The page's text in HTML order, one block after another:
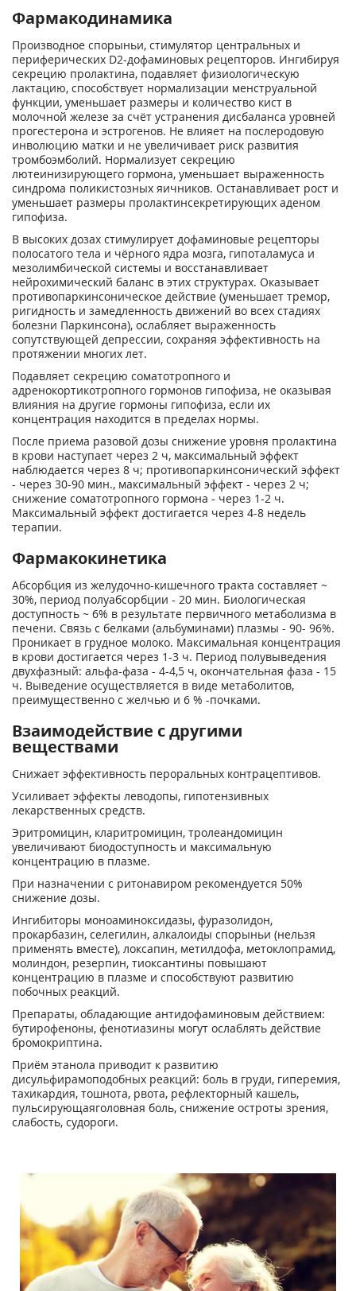
Фармакодинамика
Производное спорыньи, стимулятор центральных и
периферических D2-дофаминовых рецепторов. Ингибируя
секрецию пролактина, подавляет физиологическую
лактацию, способствует нормализации менструальной
функции, уменьшает размеры и количество кист в
молочной железе за счёт устранения дисбаланса уровней
прогестерона и эстрогенов. Не влияет на послеродовую
инволюцию матки и не увеличивает риск развития
тромбоэмболий. Нормализует секрецию
лютеинизирующего гормона, уменьшает выраженность
синдрома поликистозных яичников. Останавливает рост и
уменьшает размеры пролактинсекретирующих аденом
гипофиза.
В высоких дозах стимулирует дофаминовые рецепторы
полосатого тела и чёрного ядра мозга, гипоталамуса и
мезолимбической системы и восстанавливает
нейрохимический баланс в этих структурах. Оказывает
противопаркинсоническое действие (уменьшает тремор,
ригидность и замедленность движений во всех стадиях
болезни Паркинсона), ослабляет выраженность
сопутствующей депрессии, сохраняя эффективность на
протяжении многих лет.
Подавляет секрецию соматотропного и
адренокортикотропного гормонов гипофиза, не оказывая
влияния на другие гормоны гипофиза, если их
концентрация находится в пределах нормы.
После приема разовой дозы снижение уровня пролактина
в крови наступает через 2 ч, максимальный эффект
наблюдается через 8 ч; противопаркинсонический эффект
- через 30-90 мин., максимальный эффект - через 2 ч;
снижение соматотропного гормона - через 1-2 ч.
Максимальный эффект достигается через 4-8 недель
терапии.
Фармакокинетика
Абсорбция из желудочно-кишечного тракта составляет ~
30%, период полуабсорбции - 20 мин. Биологическая
доступность ~ 6% в результате первичного метаболизма в
печени. Связь с белками (альбуминами) плазмы - 90- 96%.
Проникает в грудное молоко. Максимальная концентрация
в крови достигается через 1-3 ч. Период полувыведения
двухфазный: альфа-фаза - 4-4,5 ч, окончательная фаза - 15
ч. Выведение осуществляется в виде метаболитов,
преимущественно с желчью и 6 % -почками.
Взаимодействие с другими
веществами
Снижает эффективность пероральных контрацептивов.
Усиливает эффекты леводопы, гипотензивных
лекарственных средств.
Эритромицин, кларитромицин, тролеандомицин
увеличивают биодоступность и максимальную
концентрацию в плазме.
При назначении с ритонавиром рекомендуется 50%
снижение дозы.
Ингибиторы моноаминоксидазы, фуразолидон,
прокарбазин, селегилин, алкалоиды спорыньи (нельзя
применять вместе), локсапин, метилдофа, метоклопрамид,
молиндон, резерпин, тиоксантины повышают
концентрацию в плазме и способствуют развитию
побочных реакций.
Препараты, обладающие антидофаминовым действием:
бутирофеноны, фенотиазины могут ослаблять действие
бромокриптина.
Приём этанола приводит к развитию
дисульфирамоподобных реакций: боль в груди, гиперемия,
тахикардия, тошнота, рвота, рефлекторный кашель,
пульсирующаяголовная боль, снижение остроты зрения,
слабость, судороги.